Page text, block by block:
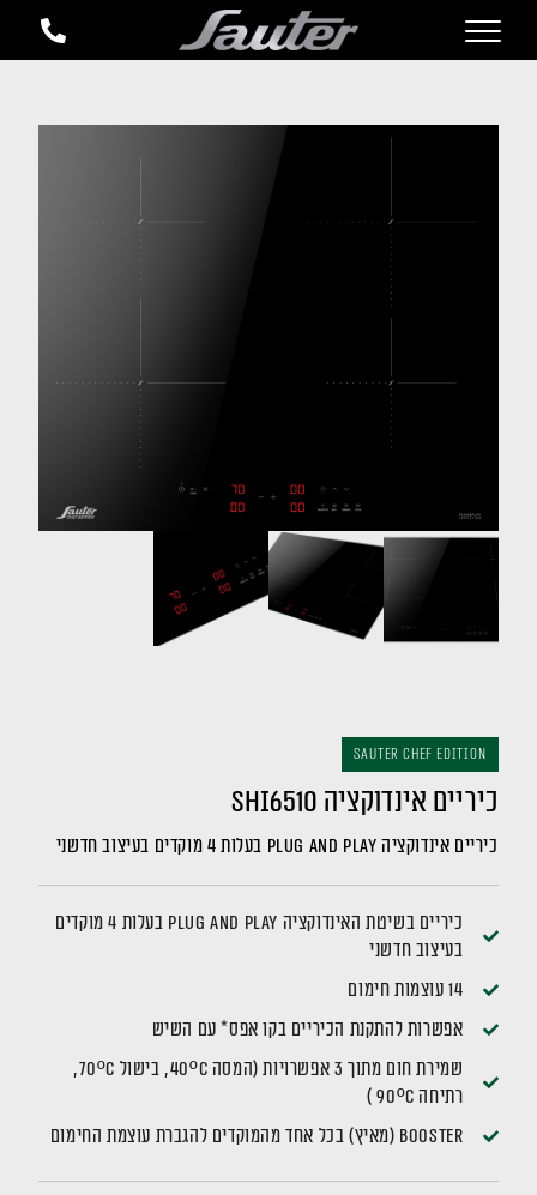
Sauter Chef Edition
כיריים אינדוקציה SHI6510
כיריים אינדוקציה Plug And play בעלות 4 מוקדים בעיצוב חדשני
כיריים בשיטת האינדוקציה Plug And play בעלות 4 מוקדים
בעיצוב חדשני
14 עוצמות חימום
אפשרות להתקנת הכיריים בקו אפס* עם השיש
שמירת חום מתוך 3 אפשרויות (המסה 40ºC, בישול 70ºC,
רתיחה 90ºC )
BOOSTER (מאיץ) בכל אחד מהמוקדים להגברת עוצמת החימום